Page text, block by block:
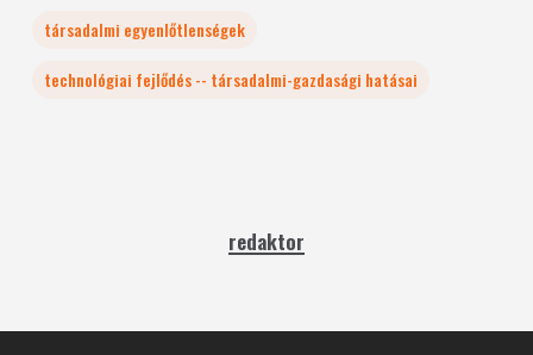
társadalmi egyenlőtlenségek
technológiai fejlődés -- társadalmi-gazdasági hatásai
redaktor